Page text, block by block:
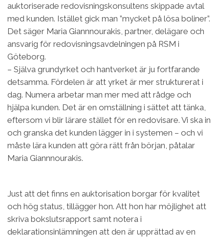
auktoriserade redovisningskonsultens skippade avtal
med kunden. Istället gick man ”mycket på lösa boliner”.
Det säger Maria Giannnourakis, partner, delägare och
ansvarig för redovisningsavdelningen på RSM i
Göteborg.
– Själva grundyrket och hantverket är ju fortfarande
detsamma. Fördelen är att yrket är mer strukturerat i
dag. Numera arbetar man mer med att rådge och
hjälpa kunden. Det är en omställning i sättet att tänka,
eftersom vi blir lärare stället för en redovisare. Vi ska in
och granska det kunden lägger in i systemen – och vi
måste lära kunden att göra rätt från början, påtalar
Maria Giannnourakis.
Just att det finns en auktorisation borgar för kvalitet
och hög status, tillägger hon. Att hon har möjlighet att
skriva bokslutsrapport samt notera i
deklarationsinlämningen att den är upprättad av en